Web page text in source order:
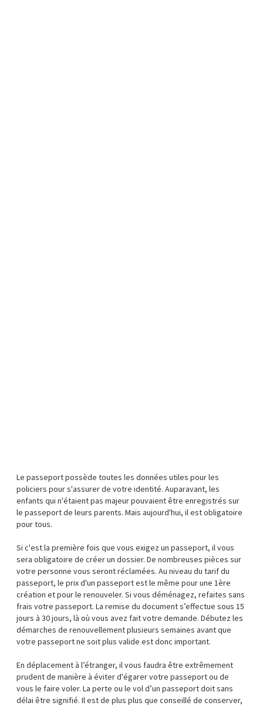
Le passeport possède toutes les données utiles pour les
policiers pour s'assurer de votre identité. Auparavant, les
enfants qui n'étaient pas majeur pouvaient être enregistrés sur
le passeport de leurs parents. Mais aujourd'hui, il est obligatoire
pour tous.
Si c'est la première fois que vous exigez un passeport, il vous
sera obligatoire de créer un dossier. De nombreuses pièces sur
votre personne vous seront réclamées. Au niveau du tarif du
passeport, le prix d'un passeport est le même pour une 1ère
création et pour le renouveler. Si vous déménagez, refaites sans
frais votre passeport. La remise du document s’effectue sous 15
jours à 30 jours, là où vous avez fait votre demande. Débutez les
démarches de renouvellement plusieurs semaines avant que
votre passeport ne soit plus valide est donc important.
En déplacement à l’étranger, il vous faudra être extrêmement
prudent de manière à éviter d'égarer votre passeport ou de
vous le faire voler. La perte ou le vol d’un passeport doit sans
délai être signifié. Il est de plus plus que conseillé de conserver,